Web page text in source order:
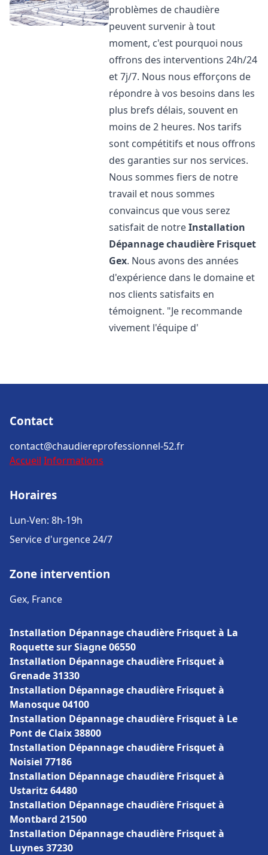
problèmes de chaudière
peuvent survenir à tout
moment, c'est pourquoi nous
offrons des interventions 24h/24
et 7j/7. Nous nous efforçons de
répondre à vos besoins dans les
plus brefs délais, souvent en
moins de 2 heures. Nos tarifs
sont compétitifs et nous offrons
des garanties sur nos services.
Nous sommes fiers de notre
travail et nous sommes
convaincus que vous serez
satisfait de notreInstallation
Dépannage chaudière Frisquet
Gex. Nous avons des années
d'expérience dans le domaine et
nos clients satisfaits en
témoignent. "Je recommande
vivement l'équipe d'
Contact
contact@chaudiereprofessionnel-52.fr
Accueil Informations
Horaires
Lun-Ven: 8h-19h
Service d'urgence 24/7
Zone intervention
Gex, France
Installation Dépannage chaudière Frisquet à La
Roquette sur Siagne 06550
Installation Dépannage chaudière Frisquet à
Grenade 31330
Installation Dépannage chaudière Frisquet à
Manosque 04100
Installation Dépannage chaudière Frisquet à Le
Pont de Claix 38800
Installation Dépannage chaudière Frisquet à
Noisiel 77186
Installation Dépannage chaudière Frisquet à
Ustaritz 64480
Installation Dépannage chaudière Frisquet à
Montbard 21500
Installation Dépannage chaudière Frisquet à
Luynes 37230